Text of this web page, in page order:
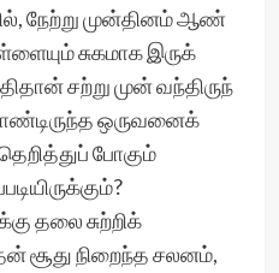
நேற்று முன்தினம் ஆண்
சுகமாக இருக்
சற்று முன் வந்திருந்
ஒருவனைக்
போகும்
தலை சுற்றிக்
சூது நிறைந்த சலனம்,